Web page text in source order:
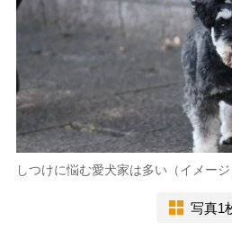
しつけに悩む愛犬家は多い（イメージ
写真1